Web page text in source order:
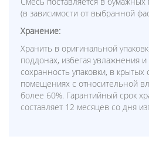
(в зависимости от выбранной
Хранение:
Хранить в оригинальной
поддонах, избегая увлажнения
сохранность упаковки, в крытых
помещениях с относительной
более 60%. Гарантийный срок
составляет 12 месяцев со дня